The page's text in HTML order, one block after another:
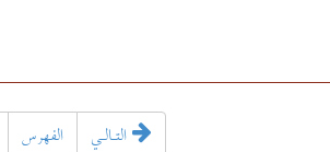
الفهرس التـالـي